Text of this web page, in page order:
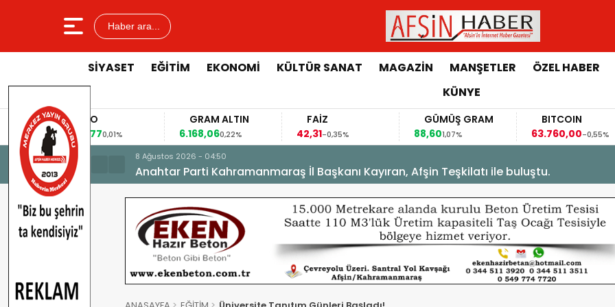
Haber ara...
SİYASET EĞİTİM EKONOMİ KÜLTÜR SANAT MAGAZİN MANŞETLER ÖZEL HABER
KÜNYE
EURO
53,84770,01%
GRAM ALTIN
6.168,060,22%
FAİZ
42,31-0,35%
GÜMÜŞ GRAM
88,601,07%
BITCOIN
63.760,00-0,55%
8 Ağustos 2026 - 04:50
Anahtar Parti Kahramanmaraş İl Başkanı Kayıran, Afşin Teşkilatı ile buluştu.